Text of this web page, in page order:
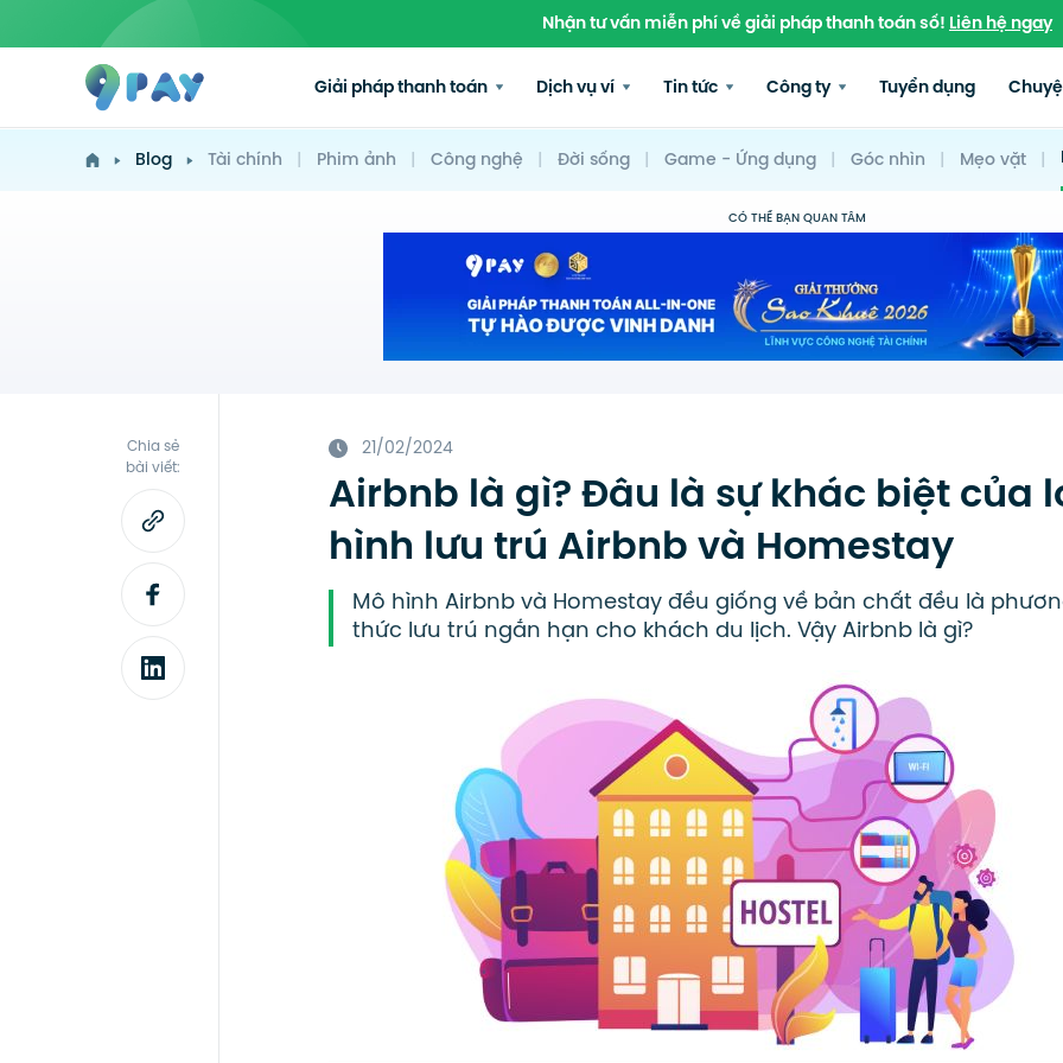
Nhận tư vấn miễn phí về giải pháp thanh toán số!Liên hệ ngay
Giải pháp thanh toán Dịch vụ ví Tin tức Công ty Tuyển dụng
Blog Tài chính | Phim ảnh | Công nghệ | Đời sống | Game - Ứng dụng | Góc nhìn | Mẹo vặt |
CÓ THỂ BẠN QUAN TÂM
Chia sẻ
bài viết:
21/02/2024
Airbnb là gì? Đâu là sự khác biệt của
hình lưu trú Airbnb và Homestay
Mô hình Airbnb và Homestay đều giống về bản chất đều là
thức lưu trú ngắn hạn cho khách du lịch. Vậy Airbnb là gì?